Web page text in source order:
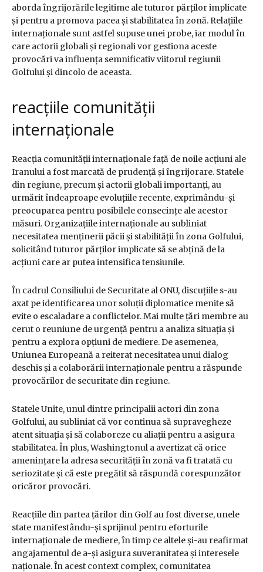
aborda îngrijorările legitime ale tuturor părților implicate
și pentru a promova pacea și stabilitatea în zonă. Relațiile
internaționale sunt astfel supuse unei probe, iar modul în
care actorii globali și regionali vor gestiona aceste
provocări va influența semnificativ viitorul regiunii
Golfului și dincolo de aceasta.
reacțiile comunității
internaționale
Reacția comunității internaționale față de noile acțiuni ale
Iranului a fost marcată de prudență și îngrijorare. Statele
din regiune, precum și actorii globali importanți, au
urmărit îndeaproape evoluțiile recente, exprimându-și
preocuparea pentru posibilele consecințe ale acestor
măsuri. Organizațiile internaționale au subliniat
necesitatea menținerii păcii și stabilității în zona Golfului,
solicitând tuturor părților implicate să se abțină de la
acțiuni care ar putea intensifica tensiunile.
În cadrul Consiliului de Securitate al ONU, discuțiile s-au
axat pe identificarea unor soluții diplomatice menite să
evite o escaladare a conflictelor. Mai multe țări membre au
cerut o reuniune de urgență pentru a analiza situația și
pentru a explora opțiuni de mediere. De asemenea,
Uniunea Europeană a reiterat necesitatea unui dialog
deschis și a colaborării internaționale pentru a răspunde
provocărilor de securitate din regiune.
Statele Unite, unul dintre principalii actori din zona
Golfului, au subliniat că vor continua să supravegheze
atent situația și să colaboreze cu aliații pentru a asigura
stabilitatea. În plus, Washingtonul a avertizat că orice
amenințare la adresa securității în zonă va fi tratată cu
seriozitate și că este pregătit să răspundă corespunzător
oricăror provocări.
Reacțiile din partea țărilor din Golf au fost diverse, unele
state manifestându-și sprijinul pentru eforturile
internaționale de mediere, în timp ce altele și-au reafirmat
angajamentul de a-și asigura suveranitatea și interesele
naționale. În acest context complex, comunitatea